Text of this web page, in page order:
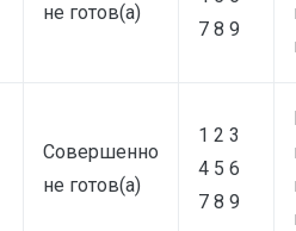
не готов(а)
7 8 9
Совершенно
не готов(а)
1 2 3
4 5 6
7 8 9